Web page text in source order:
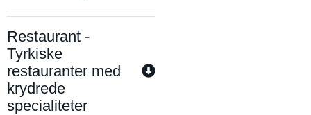
Restaurant -
Tyrkiske
restauranter med
krydrede
specialiteter